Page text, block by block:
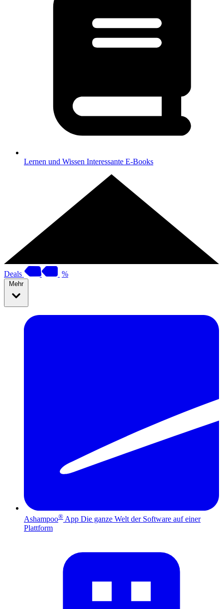
Lernen und Wissen Interessante E-Books
Deals %
Mehr
Ashampoo® App Die ganze Welt der Software auf einer
Plattform